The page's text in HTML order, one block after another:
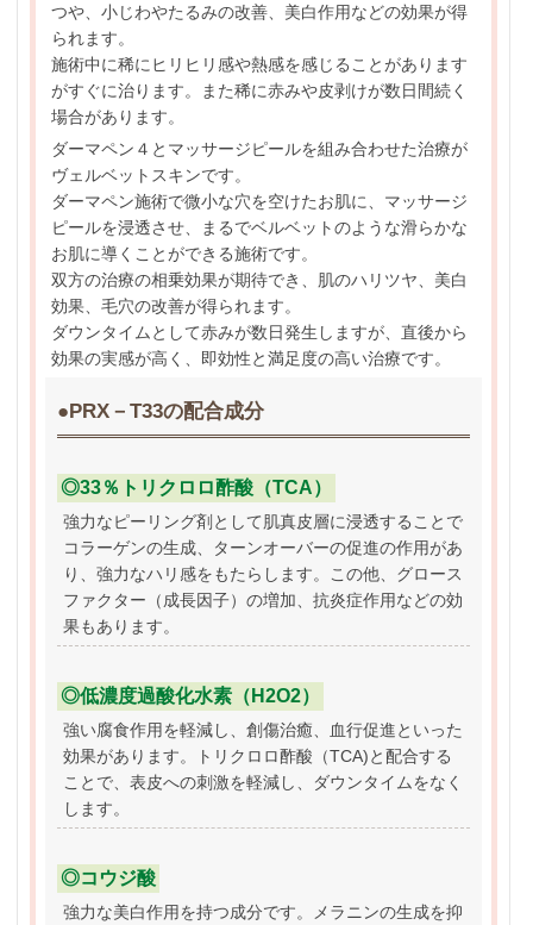
つや、小じわやたるみの改善、美白作用などの効果が得
られます。
施術中に稀にヒリヒリ感や熱感を感じることがあります
がすぐに治ります。また稀に赤みや皮剥けが数日間続く
場合があります。
ダーマペン４とマッサージピールを組み合わせた治療が
ヴェルベットスキンです。
ダーマペン施術で微小な穴を空けたお肌に、マッサージ
ピールを浸透させ、まるでベルベットのような滑らかな
お肌に導くことができる施術です。
双方の治療の相乗効果が期待でき、肌のハリツヤ、美白
効果、毛穴の改善が得られます。
ダウンタイムとして赤みが数日発生しますが、直後から
効果の実感が高く、即効性と満足度の高い治療です。
●PRX－T33の配合成分
◎33％トリクロロ酢酸（TCA）
強力なピーリング剤として肌真皮層に浸透することで
コラーゲンの生成、ターンオーバーの促進の作用があ
り、強力なハリ感をもたらします。この他、グロース
ファクター（成長因子）の増加、抗炎症作用などの効
果もあります。
◎低濃度過酸化水素（H2O2）
強い腐食作用を軽減し、創傷治癒、血行促進といった
効果があります。トリクロロ酢酸（TCA)と配合する
ことで、表皮への刺激を軽減し、ダウンタイムをなく
します。
◎コウジ酸
強力な美白作用を持つ成分です。メラニンの生成を抑